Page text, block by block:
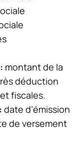
montant de la
déduction
fiscales.
date d’émission
de versement